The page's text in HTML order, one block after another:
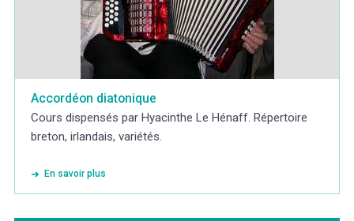
Accordéon diatonique
Cours dispensés par Hyacinthe Le Hénaff. Répertoire
breton, irlandais, variétés.
En savoir plus